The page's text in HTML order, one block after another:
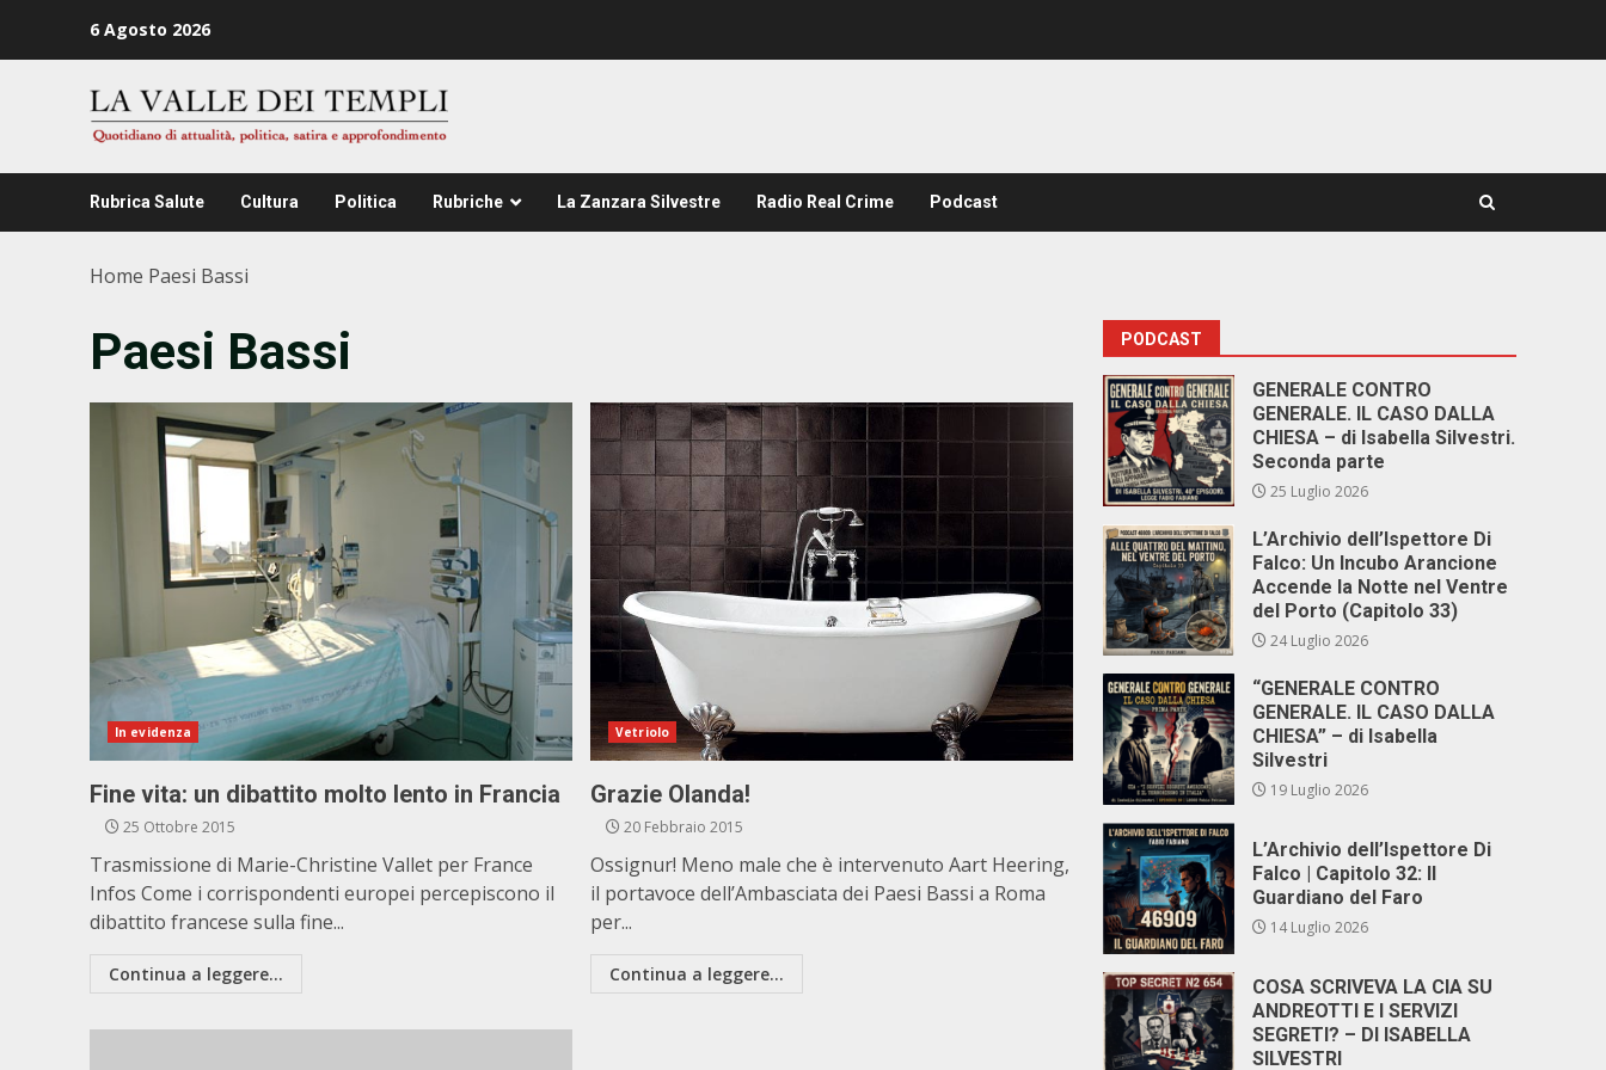
6 Agosto 2026
Rubrica Salute Cultura Politica Rubriche La Zanzara Silvestre Radio Real Crime Podcast
Home Paesi Bassi
Paesi Bassi
In evidenza
Fine vita: un dibattito molto lento in Francia
25 Ottobre 2015
Trasmissione di Marie-Christine Vallet per France
Infos Come i corrispondenti europei percepiscono il
dibattito francese sulla fine...
Continua a leggere...
Vetriolo
Grazie Olanda!
20 Febbraio 2015
Ossignur! Meno male che è intervenuto Aart Heering,
il portavoce dell’Ambasciata dei Paesi Bassi a Roma
per...
Continua a leggere...
PODCAST
GENERALE CONTRO
GENERALE. IL CASO DALLA
CHIESA – di Isabella Silvestri.
Seconda parte
25 Luglio 2026
L’Archivio dell’Ispettore Di
Falco: Un Incubo Arancione
Accende la Notte nel Ventre
del Porto (Capitolo 33)
24 Luglio 2026
“GENERALE CONTRO
GENERALE. IL CASO DALLA
CHIESA” – di Isabella
Silvestri
19 Luglio 2026
L’Archivio dell’Ispettore Di
Falco | Capitolo 32: Il
Guardiano del Faro
14 Luglio 2026
COSA SCRIVEVA LA CIA SU
ANDREOTTI E I SERVIZI
SEGRETI? – DI ISABELLA
SILVESTRI